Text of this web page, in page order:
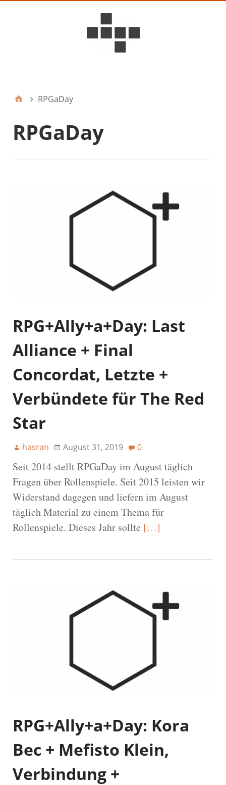
RPGaDay
RPGaDay
RPG+Ally+a+Day: Last
Alliance + Final
Concordat, Letzte +
Verbündete für The Red
Star
hasran August 31, 2019 0
Seit 2014 stellt RPGaDay im August täglich
Fragen über Rollenspiele. Seit 2015 leisten wir
Widerstand dagegen und liefern im August
täglich Material zu einem Thema für
Rollenspiele. Dieses Jahr sollte […]
RPG+Ally+a+Day: Kora
Bec + Mefisto Klein,
Verbindung +